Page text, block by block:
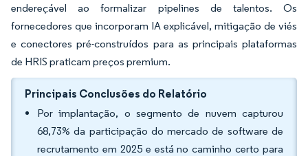
endereçável ao formalizar pipelines de talentos. Os
fornecedores que incorporam IA explicável, mitigação de viés
e conectores pré-construídos para as principais plataformas
de HRIS praticam preços premium.
Principais Conclusões do Relatório
Por implantação, o segmento de nuvem capturou
68,73% da participação do mercado de software de
recrutamento em 2025 e está no caminho certo para